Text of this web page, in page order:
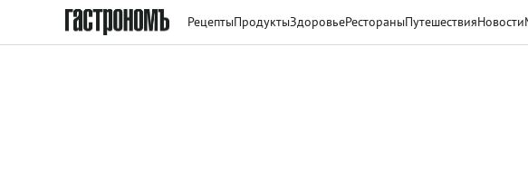
РецептыПродуктыЗдоровьеРестораныПутешествияНовости